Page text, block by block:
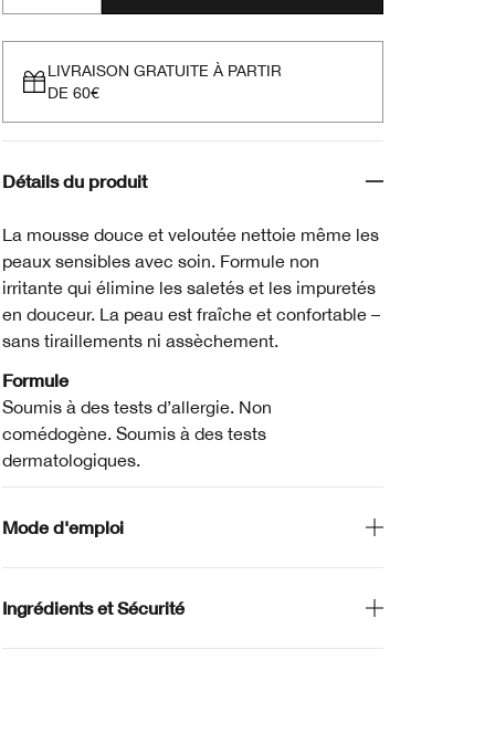
LIVRAISON GRATUITE À PARTIR
DE 60€
Détails du produit
La mousse douce et veloutée nettoie même les
peaux sensibles avec soin. Formule non
irritante qui élimine les saletés et les impuretés
en douceur. La peau est fraîche et confortable –
sans tiraillements ni assèchement.
Formule
Soumis à des tests d’allergie. Non
comédogène. Soumis à des tests
dermatologiques.
Mode d'emploi
Ingrédients et Sécurité